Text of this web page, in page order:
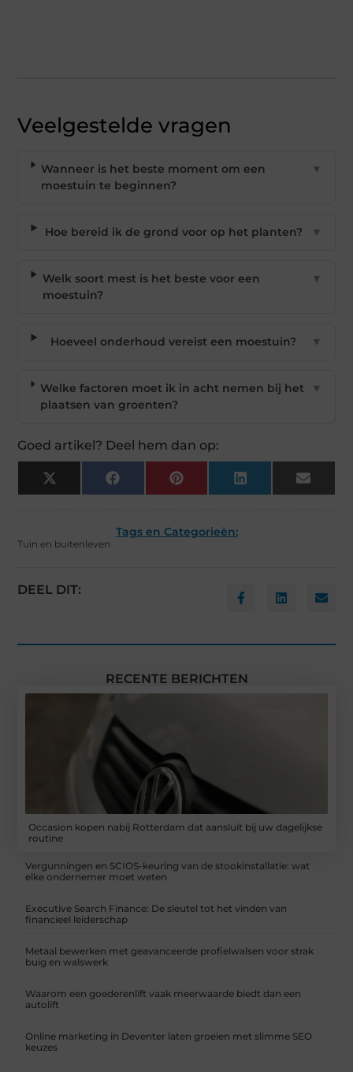
Veelgestelde vragen
Wanneer is het beste moment om een
moestuin te beginnen?
▼
Hoe bereid ik de grond voor op het planten? ▼
Welk soort mest is het beste voor een
moestuin?
▼
Hoeveel onderhoud vereist een moestuin? ▼
Welke factoren moet ik in acht nemen bij het
plaatsen van groenten?
▼
Goed artikel? Deel hem dan op:
X
(Twitter)
Facebook Pinterest LinkedIn Email
Tags en Categorieën:
Tuin en buitenleven
DEEL DIT:
RECENTE BERICHTEN
Occasion kopen nabij Rotterdam dat aansluit bij uw dagelijkse
routine
Vergunningen en SCIOS-keuring van de stookinstallatie: wat
elke ondernemer moet weten
Executive Search Finance: De sleutel tot het vinden van
financieel leiderschap
Metaal bewerken met geavanceerde profielwalsen voor strak
buig en walswerk
Waarom een goederenlift vaak meerwaarde biedt dan een
autolift
Online marketing in Deventer laten groeien met slimme SEO
keuzes